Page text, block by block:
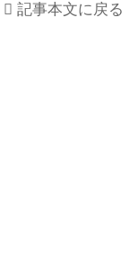
記事本文に戻る